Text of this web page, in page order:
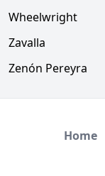
Wheelwright
Zavalla
Zenón Pereyra
Home